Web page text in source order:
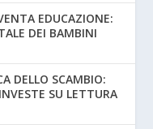
EDUCAZIONE:
DEI BAMBINI
DELLO SCAMBIO:
SU LETTURA